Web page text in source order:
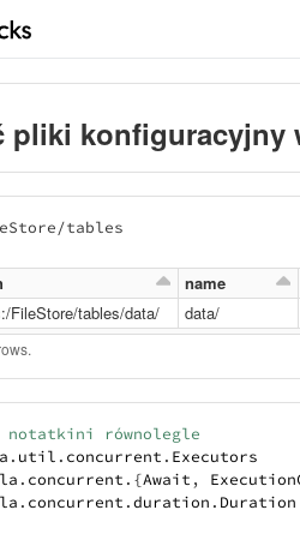
pliki konfiguracyjny
tables
name
FileStore/tables/data/ data/
notatkini równolegle
. util . concurrent . Executors
. concurrent . {Await ,
. concurrent .duration . Duration